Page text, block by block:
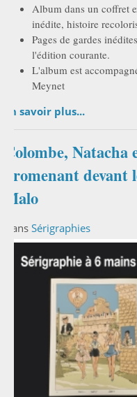
Album dans un coffret
inédite, histoire
Pages de gardes
l'édition courante.
L'album est
Meynet
En savoir plus...
Colombe,
promenant
Malo
Dans Sérigraphies